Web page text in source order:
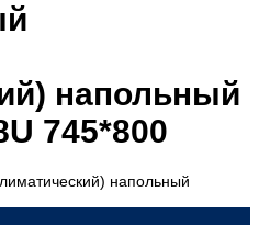
напольный
745*800
напольный